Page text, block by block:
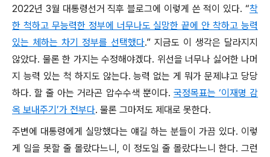
2022년 3월 대통령선거 직후 블로그에 이렇게 쓴 적이 있다. “착
한 척하고 무능력한 정부에 너무나도 실망한 끝에 안 착하고 능력
있는 체하는 차기 정부를 선택했다.” 지금도 이 생각은 달라지지
않았다. 물론 한 가지는 수정해야겠다. 위선을 너무나 싫어한 나머
지 능력 있는 척 하지도 않는다. 능력 없는 게 뭐가 문제냐고 당당
하다. 할 줄 아는 거라곤 압수수색 뿐이다. 국정목표는 ‘이재명 감
옥 보내주기’가 전부다. 물론 그마저도 제대로 못한다.
주변에 대통령에게 실망했다는 얘길 하는 분들이 가끔 있다. 이렇
게 일을 못할 줄 몰랐다느니, 이 정도일 줄 몰랐다느니 한다. 그런